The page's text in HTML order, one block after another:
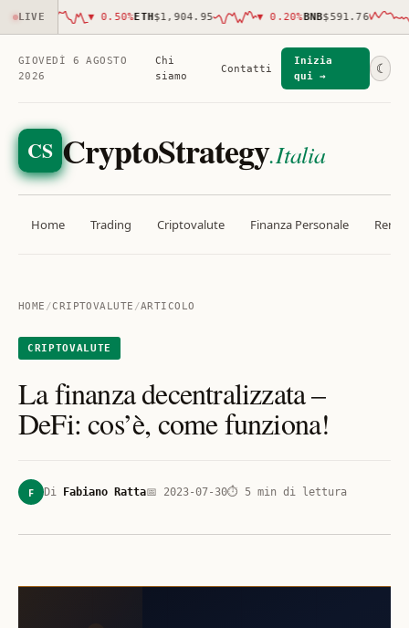
LIVE ▼ 0.50 %ETH$1,904.95 ▼ 0.20 %BNB$591.76 ▼
GIOVEDÌ 6 AGOSTO
2026
Chi
siamo
Contatti
Inizia
qui →
☾
CS CryptoStrategy.Italia
Home Trading Criptovalute Finanza Personale
HOME /CRIPTOVALUTE /ARTICOLO
CRIPTOVALUTE
La finanza decentralizzata –
DeFi: cos’è, come funziona!
F Di Fabiano Ratta📅 2023-07-30⏱ 5 min di lettura